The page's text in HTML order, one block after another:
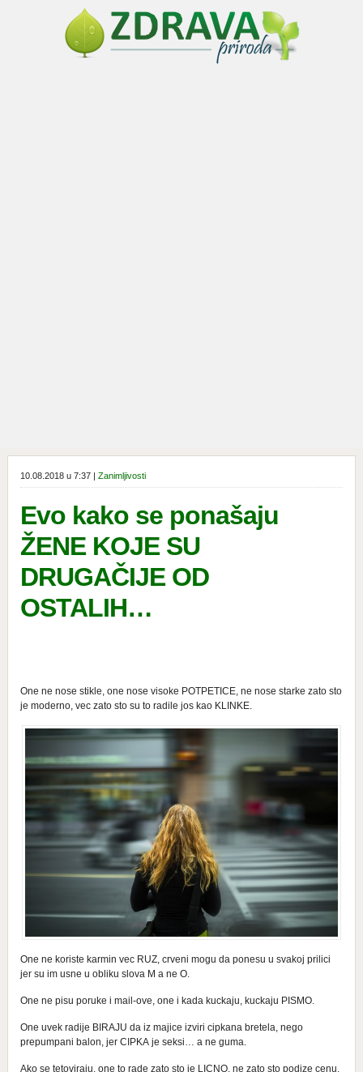
10.08.2018 u 7:37 | Zanimljivosti
Evo kako se ponašaju
ŽENE KOJE SU
DRUGAČIJE OD
OSTALIH…
One ne nose stikle, one nose visoke POTPETICE, ne nose starke zato sto
je moderno, vec zato sto su to radile jos kao KLINKE.
One ne koriste karmin vec RUZ, crveni mogu da ponesu u svakoj prilici
jer su im usne u obliku slova M a ne O.
One ne pisu poruke i mail-ove, one i kada kuckaju, kuckaju PISMO.
One uvek radije BIRAJU da iz majice izviri cipkana bretela, nego
prepumpani balon, jer CIPKA je seksi… a ne guma.
Ako se tetoviraju, one to rade zato sto je LICNO, ne zato sto podize cenu.